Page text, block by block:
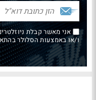
אני מאשר קבלת
ו/או באמצעות הסלולר בהתאם